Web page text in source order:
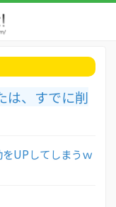
は、すでに削
をUPしてしまうｗ